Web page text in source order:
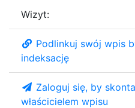
Wizyt:
Podlinkuj swój wpis
indeksację
Zaloguj się, by
właścicielem wpisu